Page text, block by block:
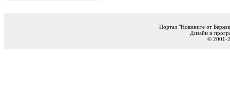
Портал "Новините от
Дизайн и
© 2001-